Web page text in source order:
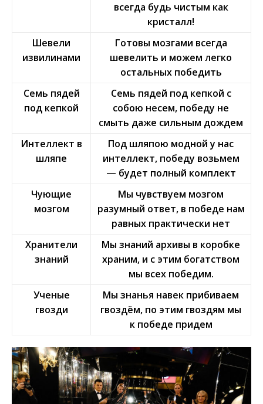
всегда будь чистым как
кристалл!
Шевели
извилинами
Готовы мозгами всегда
шевелить и можем легко
остальных победить
Семь пядей
под кепкой
Семь пядей под кепкой с
собою несем, победу не
смыть даже сильным дождем
Интеллект в
шляпе
Под шляпою модной у нас
интеллект, победу возьмем
— будет полный комплект
Чующие
мозгом
Мы чувствуем мозгом
разумный ответ, в победе нам
равных практически нет
Хранители
знаний
Мы знаний архивы в коробке
храним, и с этим богатством
мы всех победим.
Ученые
гвозди
Мы знанья навек прибиваем
гвоздём, по этим гвоздям мы
к победе придем